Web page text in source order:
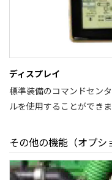
ディスプレイ
標準装備のコマンドセン
ルを使用することができま
その他の機能（オプシ